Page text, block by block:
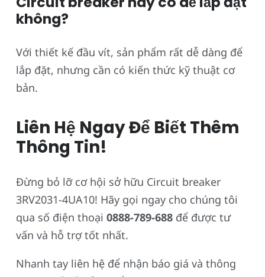
không?
Với thiết kế đầu vít, sản phẩm rất dễ dàng để
lắp đặt, nhưng cần có kiến thức kỹ thuật cơ
bản.
Liên Hệ Ngay Để Biết Thêm
Thông Tin!
Đừng bỏ lỡ cơ hội sở hữu Circuit breaker
3RV2031-4UA10! Hãy gọi ngay cho chúng tôi
qua số điện thoại 0888-789-688 để được tư
vấn và hỗ trợ tốt nhất.
Nhanh tay liên hệ để nhận báo giá và thông